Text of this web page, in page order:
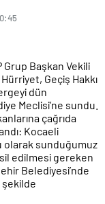
Başkan Vekili
Geçiş Hakkı
dün
Meclisi’ne sundu.
çağrıda
Kocaeli
olarak sunduğumuz
edilmesi gereken
Belediyesi’nde